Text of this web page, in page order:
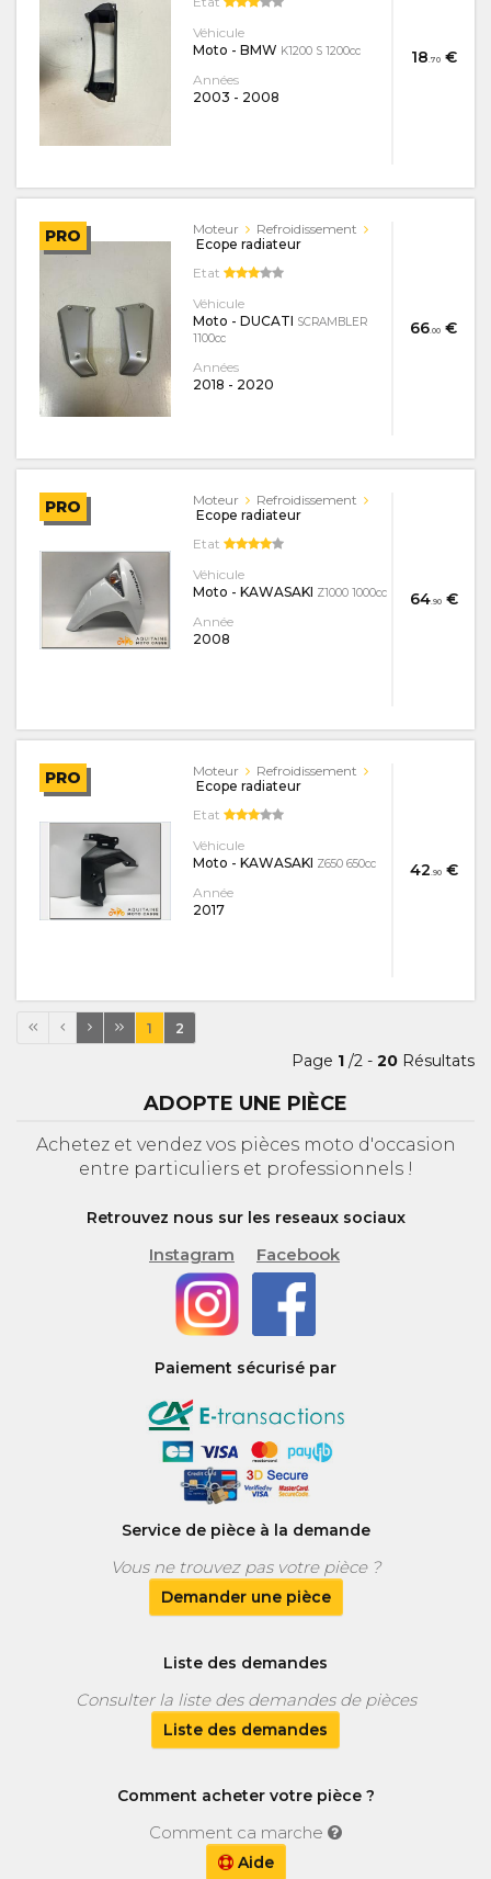
18.70€
Véhicule
Moto - BMW K1200 S 1200cc
Années
2003 - 2008
PRO
66.00 €
Moteur
Refroidissement
Ecope radiateur
Etat
Véhicule
Moto - DUCATI SCRAMBLER
1100cc
Années
2018 - 2020
PRO
64.90€
Moteur
Refroidissement
Ecope radiateur
Etat
Véhicule
Moto - KAWASAKI Z1000 1000cc
Année
2008
PRO
42.90€
Moteur
Refroidissement
Ecope radiateur
Etat
Véhicule
Moto - KAWASAKI Z650 650cc
Année
2017
1 2
Page 1 /2 - 20 Résultats
ADOPTE UNE PIÈCE
Achetez et vendez vos pièces moto d'occasion
entre particuliers et professionnels !
Retrouvez nous sur les reseaux sociaux
Instagram Facebook
Paiement sécurisé par
Service de pièce à la demande
Vous ne trouvez pas votre pièce ?
Demander une pièce
Liste des demandes
Consulter la liste des demandes de pièces
Liste des demandes
Comment acheter votre pièce ?
Comment ca marche
Aide